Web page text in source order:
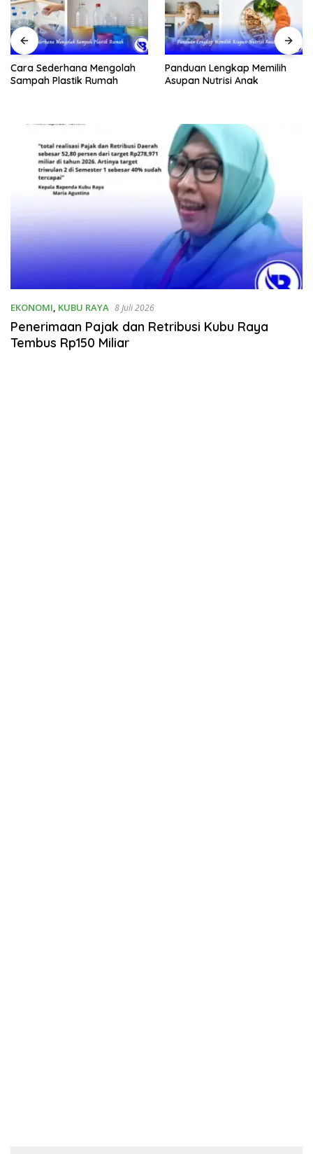
Cara Sederhana Mengolah
Sampah Plastik Rumah
Panduan Lengkap Memilih
Asupan Nutrisi Anak
EKONOMI KUBU RAYA 8 Juli 2026
Penerimaan Pajak dan Retribusi Kubu Raya
Tembus Rp150 Miliar